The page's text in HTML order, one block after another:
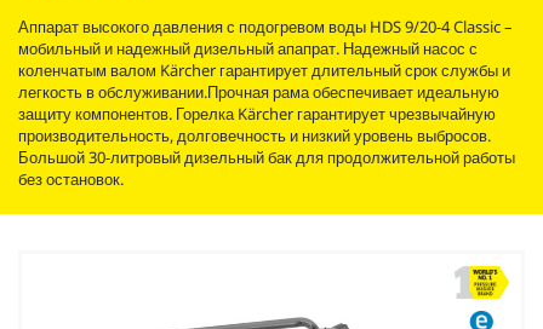
Аппарат высокого давления с подогревом воды HDS 9/20-4 Classic –
мобильный и надежный дизельный апапрат. Надежный насос с
коленчатым валом Kärcher гарантирует длительный срок службы и
легкость в обслуживании.Прочная рама обеспечивает идеальную
защиту компонентов. Горелка Kärcher гарантирует чрезвычайную
производительность, долговечность и низкий уровень выбросов.
Большой 30-литровый дизельный бак для продолжительной работы
без остановок.